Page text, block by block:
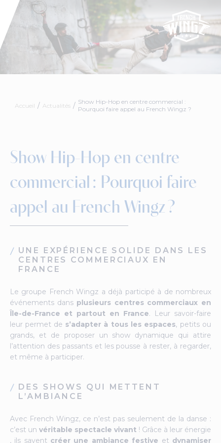
Accueil Actualités
Show Hip-Hop en centre commercial :
Pourquoi faire appel au French Wingz ?
Show Hip-Hop en centre
commercial : Pourquoi faire
appel au French Wingz ?
UNE EXPÉRIENCE SOLIDE DANS LES
CENTRES COMMERCIAUX EN
FRANCE
Le groupe French Wingz a déjà participé à de nombreux
événements dans plusieurs centres commerciaux en
Île-de-France et partout en France. Leur savoir-faire
leur permet de s’adapter à tous les espaces, petits ou
grands, et de proposer un show dynamique qui attire
l’attention des passants et les pousse à rester, à regarder,
et même à participer.
DES SHOWS QUI METTENT
L’AMBIANCE
Avec French Wingz, ce n’est pas seulement de la danse :
c’est un véritable spectacle vivant ! Grâce à leur énergie
, ils savent créer une ambiance festive et dynamiser